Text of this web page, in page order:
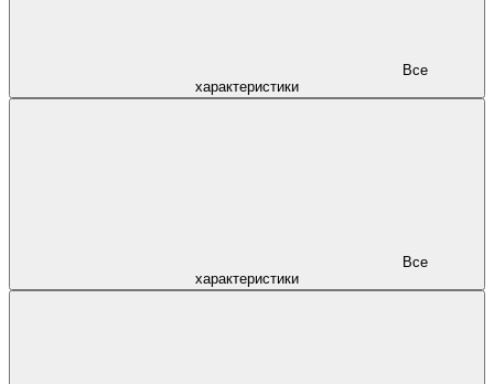
характеристики
характеристики